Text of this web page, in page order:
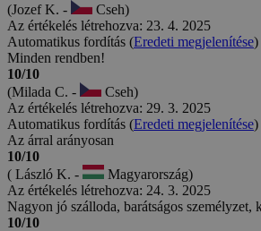
(Jozef K. -
Cseh)
Az értékelés létrehozva: 23. 4. 2025
Automatikus fordítás (Eredeti megjelenítése)
Minden rendben!
10/10
(Milada C. -
Cseh)
Az értékelés létrehozva: 29. 3. 2025
Automatikus fordítás (Eredeti megjelenítése)
Az árral arányosan
10/10
( László K. -
Magyarország)
Az értékelés létrehozva: 24. 3. 2025
Nagyon jó szálloda, barátságos személyzet,
10/10